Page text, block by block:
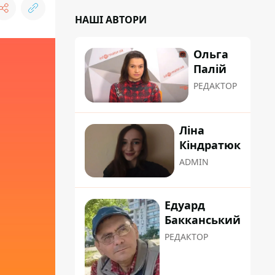
НАШІ АВТОРИ
Ольга
Палій
РЕДАКТОР
Ліна
Кіндратюк
ADMIN
Едуард
Бакканський
РЕДАКТОР